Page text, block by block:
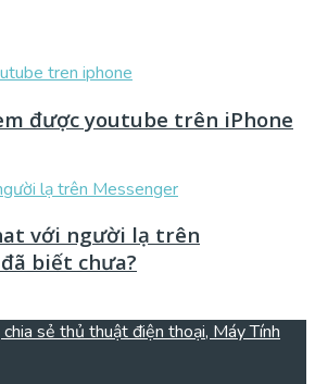
được youtube trên iPhone
với người lạ trên
biết chưa?